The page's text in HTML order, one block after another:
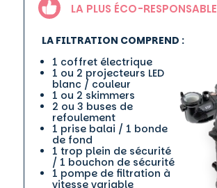
LA PLUS ÉCO-RESPONSABLE
LA FILTRATION COMPREND :
1 coffret électrique
1 ou 2 projecteurs LED
blanc / couleur
1 ou 2 skimmers
2 ou 3 buses de
refoulement
1 prise balai / 1 bonde
de fond
1 trop plein de sécurité
/ 1 bouchon de sécurité
1 pompe de filtration à
vitesse variable